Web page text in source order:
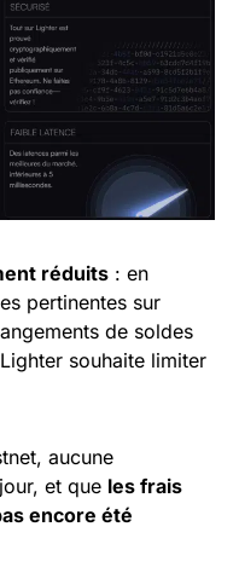
réduits : en
pertinentes sur
de soldes
souhaite limiter
aucune
et que les frais
encore été